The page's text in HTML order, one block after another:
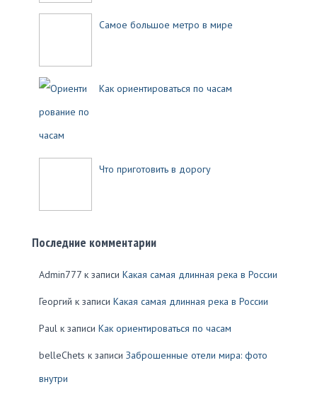
Самое большое метро в мире
Как ориентироваться по часам
Что приготовить в дорогу
Последние комментарии
Admin777 к записи Какая самая длинная река в России
Георгий к записи Какая самая длинная река в России
Paul к записи Как ориентироваться по часам
belleChets к записи Заброшенные отели мира: фото
внутри